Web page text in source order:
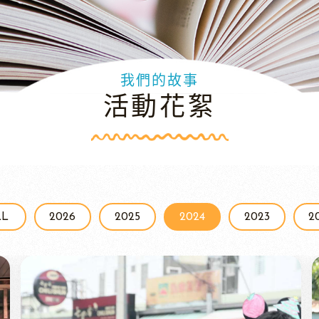
我們的故事
活動花絮
2026 2025 2024 2023